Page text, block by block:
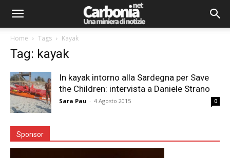
Home Tags Kayak
Tag: kayak
In kayak intorno alla Sardegna per Save
the Children: intervista a Daniele Strano
Sara Pau - 4 Agosto 2015 0
Sponsor